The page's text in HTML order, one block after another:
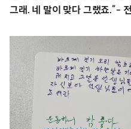
그래. 네 말이 맞다 그랬죠.”-